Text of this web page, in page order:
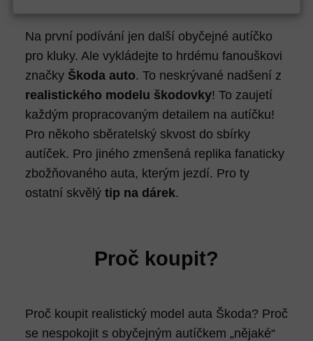
autíček: magnet pro větší
přilnavost k dráze detailně
zpracovaná s tampónovým
kartáčky pro optimální kontakt s
dráhou Obsah balení: 1 auto
Škoda Fabia RS Rally 2 1 auto
Škoda Fabia RS Rally 2
"Agrotec Kopecký" rovinky,
zúžení dráhy, looping, rally díly,
zatáčky 1 napájecí díl (61666) 1
díl s počítadlem kol (88107) 2
ovladač rychlosti (61663)
podpěry, mantinely, náhradní
kontaktní kartáčky náhradní
vodící lišty, návod Zazávoďte si
158 x 68 cm
Výrobce (značka):
Na první podívání jen další obyčejné autíčko
pro kluky. Ale vykládejte to hrdému fanouškovi
značky Škoda auto. To neskrývané nadšení z
realistického modelu škodovky! To zaujetí
každým propracovaným detailem na autíčku!
Pro někoho sběratelský skvost do sbírky
autíček. Pro jiného zmenšená replika fanaticky
zbožňovaného auta, kterým jezdí. Pro ty
ostatní skvělý tip na dárek.
Proč koupit?
Proč koupit realistický model auta Škoda? Proč
se nespokojit s obyčejným autíčkem „nějaké“